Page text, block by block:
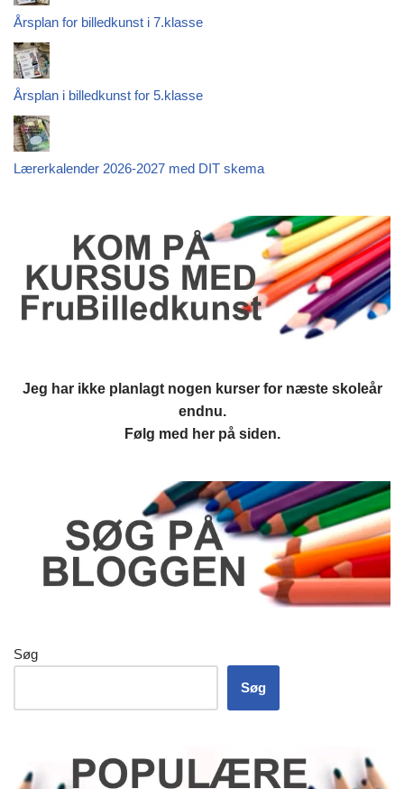
Årsplan for billedkunst i 7.klasse
Årsplan i billedkunst for 5.klasse
Lærerkalender 2026-2027 med DIT skema
Jeg har ikke planlagt nogen kurser for næste skoleår
endnu.
Følg med her på siden.
Søg
Søg